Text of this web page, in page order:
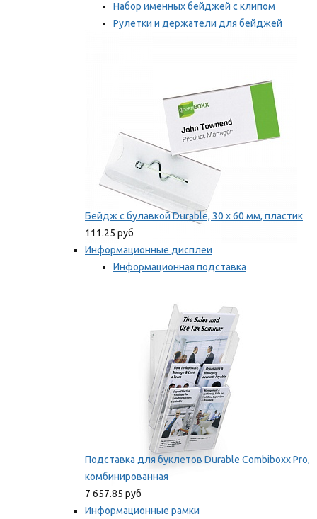
Набор именных бейджей с клипом
Рулетки и держатели для бейджей
Бейдж с булавкой Durable, 30 х 60 мм, пластик
111.25 руб
Информационные дисплеи
Информационная подставка
Подставка для буклетов Durable Combiboxx Pro,
комбинированная
7 657.85 руб
Информационные рамки